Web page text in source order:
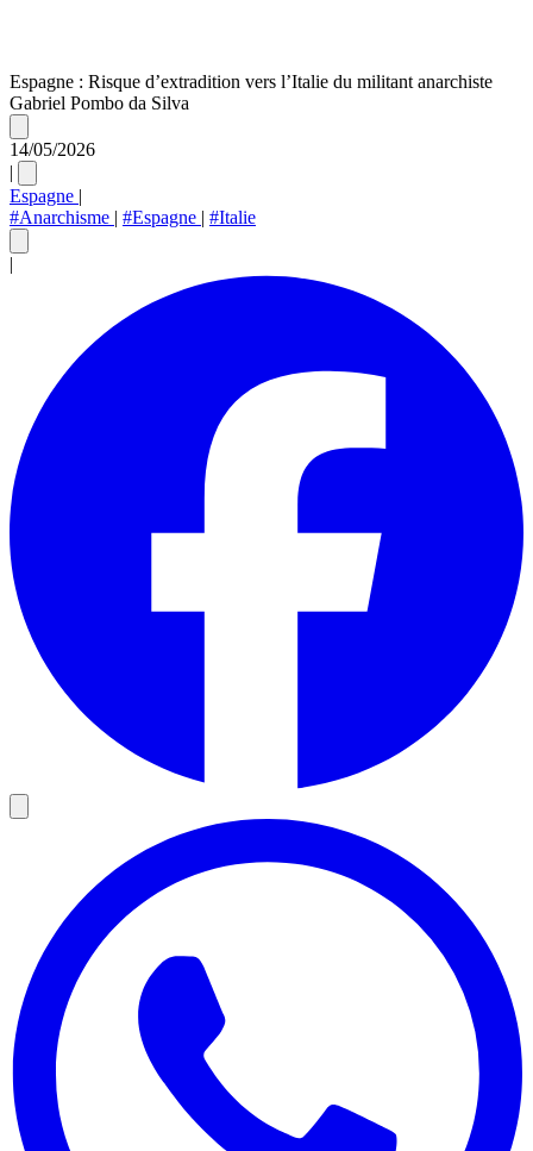
Espagne : Risque d’extradition vers l’Italie du militant anarchiste
Gabriel Pombo da Silva
14/05/2026
|
Espagne |
#Anarchisme | #Espagne | #Italie
|